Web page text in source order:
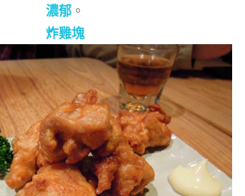
濃郁 。
炸雞塊